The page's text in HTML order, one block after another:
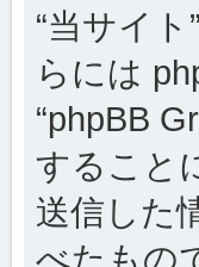
“当サイト
らには
“phpBB
すること
送信した
べたもの